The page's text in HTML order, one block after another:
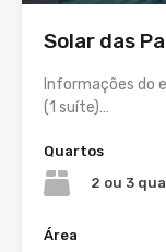
Solar das
Informações do
(1 suíte)…
Quartos
2 ou 3
Área